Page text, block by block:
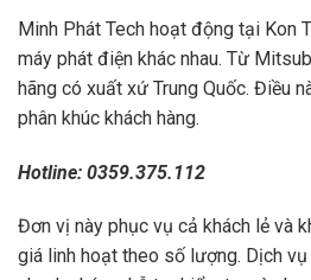
Minh Phát Tech hoạt động tại Kon
máy phát điện khác nhau. Từ
hãng có xuất xứ Trung Quốc. Điều
phân khúc khách hàng.
Hotline: 0359.375.112
Đơn vị này phục vụ cả khách lẻ và
giá linh hoạt theo số lượng. Dịch